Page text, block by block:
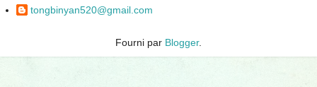
tongbinyan520@gmail.com
Fourni par Blogger.